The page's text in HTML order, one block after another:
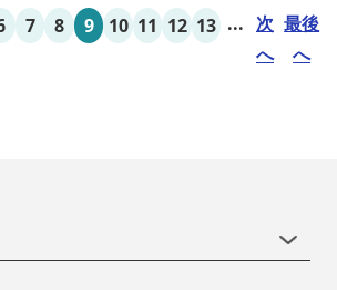
一日を...
7 8 9 10 11 12 13 ... 次
へ
最後
へ